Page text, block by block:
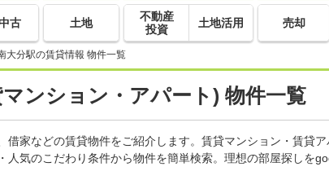
古 土地
不動産
投資
土地活用 売却
大分駅の賃貸情報 物件一覧
ンション・アパート) 物件一覧
家などの賃貸物件をご紹介します。賃貸マンション・賃貸
気のこだわり条件から物件を簡単検索。理想の部屋探しを